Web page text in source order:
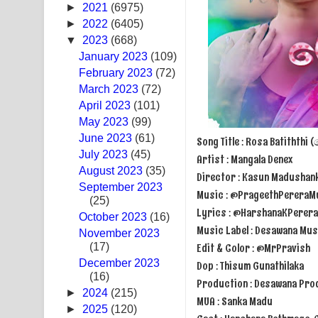
Swetha Sande Song Lyrics - ශ්වේත සඳේ ගීතයේ පද
Ma Igili Giya Lyrics - මා ඉගිලී ගියා ගීතයේ පද පෙළ
Ras Balan Song Lyrics - රැස් බලන් ගීතයේ පද පෙළ
Hoda sihiyen Song Lyrics - හොද සිහියෙන් ගීතයේ
Awanken Song Lyrics - අවංකෙන් ගීතයේ පද පෙළ
Pa Sina Song Lyrics - පෑ සිනා ගීතයේ පද පෙළ
Pemwanthiye Song Lyrics - පෙම්වන්තියේ ගීතයේ
Manobhawa Song Lyrics - මනෝභව ගීතයේ පද පෙළ
Akahe Indala Song Lyrics - ආකාහේ ඉඳලා ගීතයේ පද
Raawaya Song Lyrics - රාවය ගීතයේ පද පෙළ
Saddeta Denna Song Lyrics - සද්දෙට දෙන්න ගීතයේ
► 2021 (6975)
► 2022 (6405)
▼ 2023 (668)
January 2023 (109)
February 2023 (72)
March 2023 (72)
April 2023 (101)
May 2023 (99)
June 2023 (61)
July 2023 (45)
August 2023 (35)
September 2023
(25)
October 2023 (16)
November 2023
(17)
December 2023
(16)
► 2024 (215)
► 2025 (120)
Song Title : Rosa
Artist : Mangala Denex
Director : Kasun
Music :
Lyrics : @HarshanaKPerera
Music Label : Desawana
Edit & Color : @MrPravish
Dop : Thisum Gunathilaka
Production : Desawana
MUA : Sanka Madu